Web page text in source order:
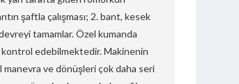
şaftla çalışması; 2. bant, kesek
tamamlar. Özel kumanda
edebilmektedir. Makinenin
ve dönüşleri çok daha seri